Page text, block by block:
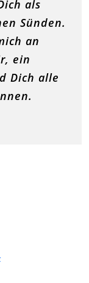
als
Sünden.
an
ein
Dich alle